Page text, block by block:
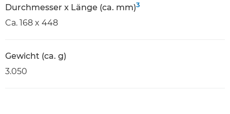
Durchmesser x Länge (ca. mm)3
Ca. 168 x 448
Gewicht (ca. g)
3.050